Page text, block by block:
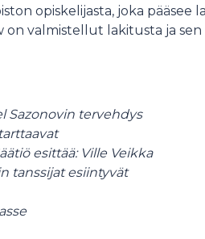
opiskelijasta, joka pääsee
on valmistellut lakitusta ja
Sazonovin tervehdys
esittää: Ville Veikka
tanssijat esiintyvät